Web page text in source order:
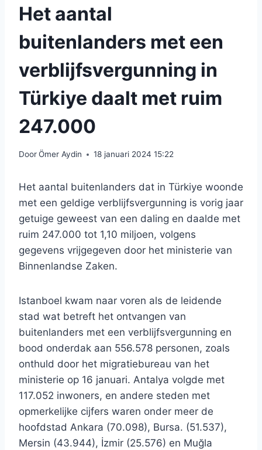
Het aantal
buitenlanders met een
verblijfsvergunning in
Türkiye daalt met ruim
247.000
DoorÖmer Aydin 18 januari 2024 15:22
Het aantal buitenlanders dat in Türkiye woonde
met een geldige verblijfsvergunning is vorig jaar
getuige geweest van een daling en daalde met
ruim 247.000 tot 1,10 miljoen, volgens
gegevens vrijgegeven door het ministerie van
Binnenlandse Zaken.
Istanboel kwam naar voren als de leidende
stad wat betreft het ontvangen van
buitenlanders met een verblijfsvergunning en
bood onderdak aan 556.578 personen, zoals
onthuld door het migratiebureau van het
ministerie op 16 januari. Antalya volgde met
117.052 inwoners, en andere steden met
opmerkelijke cijfers waren onder meer de
hoofdstad Ankara (70.098), Bursa. (51.537),
Mersin (43.944), İzmir (25.576) en Muğla